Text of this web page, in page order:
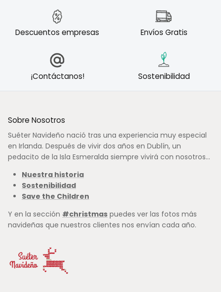
Descuentos empresas Envíos Gratis
¡Contáctanos! Sostenibilidad
Sobre Nosotros
Suéter Navideño nació tras una experiencia muy especial
en Irlanda. Después de vivir dos años en Dublín, un
pedacito de la Isla Esmeralda siempre vivirá con nosotros...
Nuestra historia
Sostenibilidad
Save the Children
Y en la sección #christmas puedes ver las fotos más
navideñas que nuestros clientes nos envían cada año.